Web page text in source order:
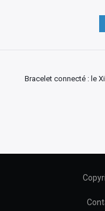
Bracelet connecté : le